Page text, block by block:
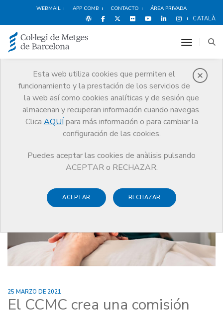
WEBMAIL APP COMB CONTACTO ÁREA PRIVADA
CATALÀ
Esta web utiliza cookies que permiten el
funcionamiento y la prestación de los servicios de
la web así como cookies analíticas y de sesión que
almacenan y recuperan información cuando navegas.
Clica AQUÍ para más información o para cambiar la
configuración de las cookies.
Puedes aceptar las cookies de anàlisis pulsando
ACEPTAR o RECHAZAR.
ACEPTAR RECHAZAR
toggle
Noticias
Comunicación
Noticias
El CCMC crea una comisión consultiva ante la aplicación de la ley de la
eutanasia
25 MARZO DE 2021
El CCMC crea una comisión